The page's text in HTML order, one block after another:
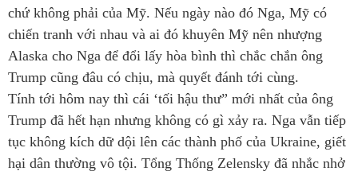
chứ không phải của Mỹ. Nếu ngày nào đó Nga, Mỹ có
chiến tranh với nhau và ai đó khuyên Mỹ nên nhượng
Alaska cho Nga để đổi lấy hòa bình thì chắc chắn ông
Trump cũng đâu có chịu, mà quyết đánh tới cùng.
Tính tới hôm nay thì cái ‘tối hậu thư” mới nhất của ông
Trump đã hết hạn nhưng không có gì xảy ra. Nga vẫn tiếp
tục không kích dữ dội lên các thành phố của Ukraine, giết
hại dân thường vô tội. Tổng Thống Zelensky đã nhắc nhở